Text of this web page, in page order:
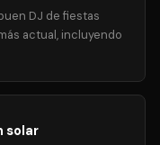
DJ de fiestas
actual, incluyendo
solar